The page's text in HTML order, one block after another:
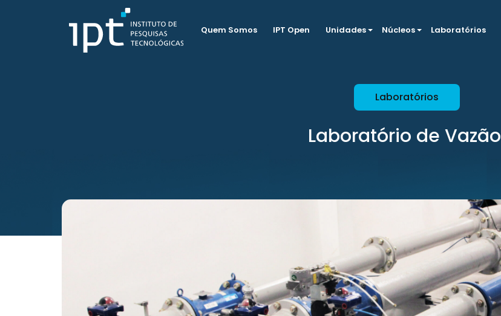
Quem Somos IPT Open Unidades Núcleos Laboratórios
Laboratórios
Laboratório de Vazão